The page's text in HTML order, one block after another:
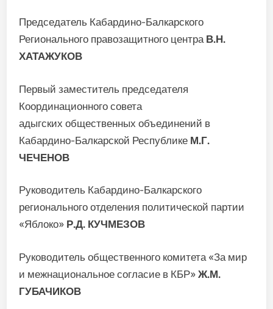
Председатель Кабардино-Балкарского
Регионального правозащитного центра В.Н.
ХАТАЖУКОВ
Первый заместитель председателя
Координационного совета
адыгских общественных объединений в
Кабардино-Балкарской Республике М.Г.
ЧЕЧЕНОВ
Руководитель Кабардино-Балкарского
регионального отделения политической партии
«Яблоко» Р.Д. КУЧМЕЗОВ
Руководитель общественного комитета «За мир
и межнациональное согласие в КБР»Ж.М.
ГУБАЧИКОВ